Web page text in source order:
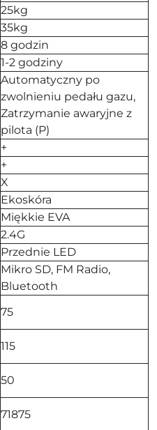
25kg
35kg
8 godzin
1-2 godziny
Automatyczny po
zwolnieniu pedału gazu,
Zatrzymanie awaryjne z
pilota (P)
+
+
X
Ekoskóra
Miękkie EVA
2.4G
Przednie LED
Mikro SD, FM Radio,
Bluetooth
75
115
50
71875